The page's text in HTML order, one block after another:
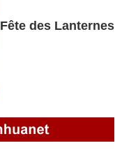
Fête des Lanternes